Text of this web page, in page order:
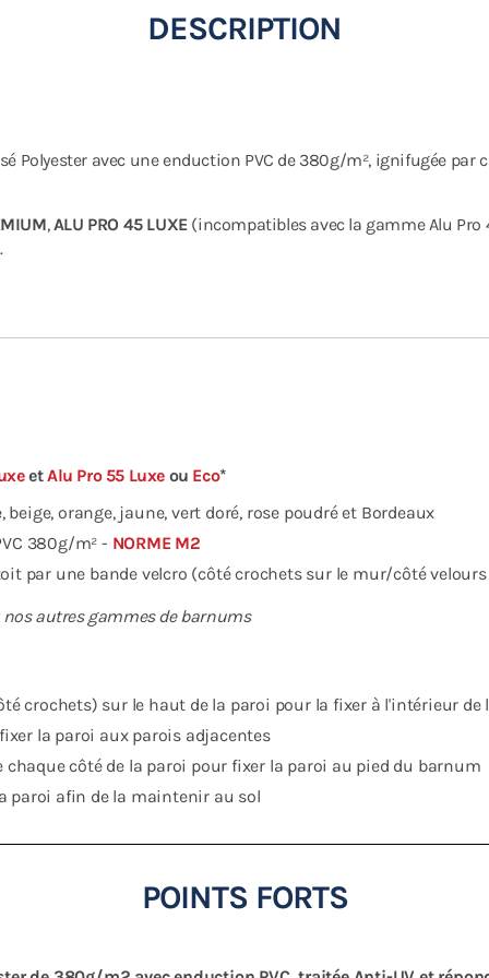
DESCRIPTION
Polyester avec une enduction PVC de 380g/m², ignifugée par
,ALU PRO 45 LUXE(incompatibles avec la gamme Alu Pro
etAlu Pro 55 Luxe ou Eco*
beige, orange, jaune, vert doré, rose poudré et Bordeaux
380g/m² - NORME M2
par une bande velcro (côté crochets sur le mur/côté
nos autres gammes de barnums
crochets) sur le haut de la paroi pour la fixer à l'intérieur de
la paroi aux parois adjacentes
chaque côté de la paroi pour fixer la paroi au pied du barnum
paroi afin de la maintenir au sol
POINTS FORTS